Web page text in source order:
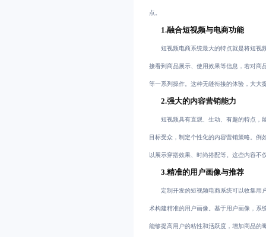
点。
1.融合短视频与电商功能
短视频电商系统最大的特点就是将短视
接看到商品展示、使用效果等信息，若对商
等一系列操作。这种无缝衔接的体验，大大
2.强大的内容营销能力
短视频具有直观、生动、有趣的特点，
目标受众，制定个性化的内容营销策略。例
以展示穿搭效果、时尚搭配等。这些内容
3.精准的用户画像与推荐
定制开发的短视频电商系统可以收集用
术构建精准的用户画像。基于用户画像，系
能够提高用户的粘性和活跃度，增加商品的